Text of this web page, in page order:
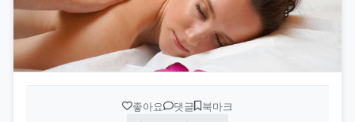
좋아요 댓글 북마크